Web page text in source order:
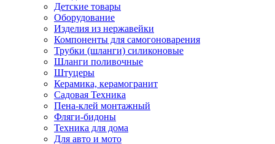
Детские товары
Оборудование
Изделия из нержавейки
Компоненты для самогоноварения
Трубки (шланги) силиконовые
Шланги поливочные
Штуцеры
Керамика, керамогранит
Садовая Техника
Пена-клей монтажный
Фляги-бидоны
Техника для дома
Для авто и мото